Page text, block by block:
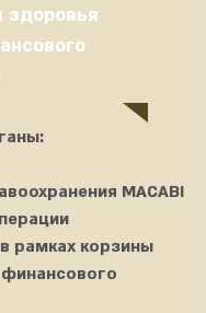
MACABI
рамках корзины
здоровья